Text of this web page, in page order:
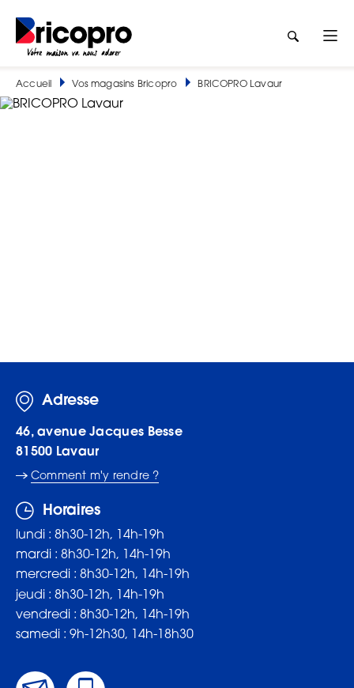
Accueil Vos magasins Bricopro BRICOPRO Lavaur
Adresse
46, avenue Jacques Besse
81500 Lavaur
Comment m'y rendre ?
Horaires
lundi : 8h30-12h, 14h-19h
mardi : 8h30-12h, 14h-19h
mercredi : 8h30-12h, 14h-19h
jeudi : 8h30-12h, 14h-19h
vendredi : 8h30-12h, 14h-19h
samedi : 9h-12h30, 14h-18h30